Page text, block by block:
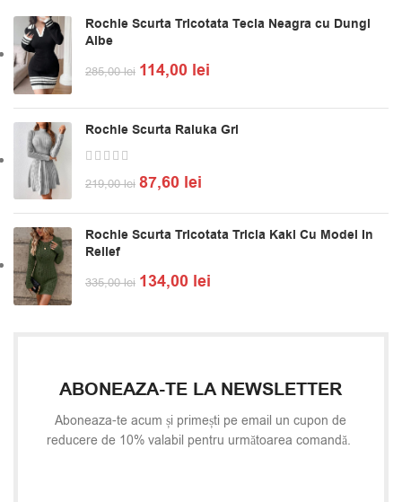
Rochie Scurta Tricotata Tecla Neagra cu Dungi
Albe
285,00lei 114,00 lei
Rochie Scurta Raluka Gri
219,00lei 87,60 lei
Rochie Scurta Tricotata Tricia Kaki Cu Model In
Relief
335,00lei 134,00 lei
ABONEAZA-TE LA NEWSLETTER
Aboneaza-te acum și primești pe email un cupon de
reducere de 10% valabil pentru următoarea comandă.